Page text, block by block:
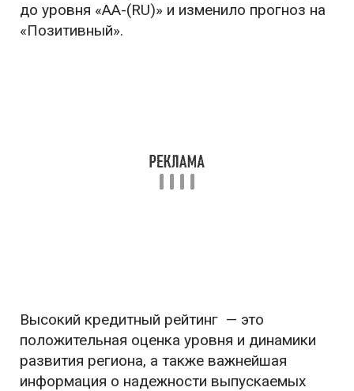
до уровня «АА-(RU)» и изменило прогноз на
«Позитивный».
Высокий кредитный рейтинг — это
положительная оценка уровня и динамики
развития региона, а также важнейшая
информация о надежности выпускаемых